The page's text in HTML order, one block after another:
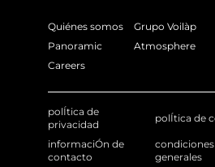
revocación;
Quiénes somos Grupo Voilàp
Panoramic
Atmosphere
Careers
polÍtica de
privacidad
polÍtica de
informaciÓn de
contacto
condiciones
generales